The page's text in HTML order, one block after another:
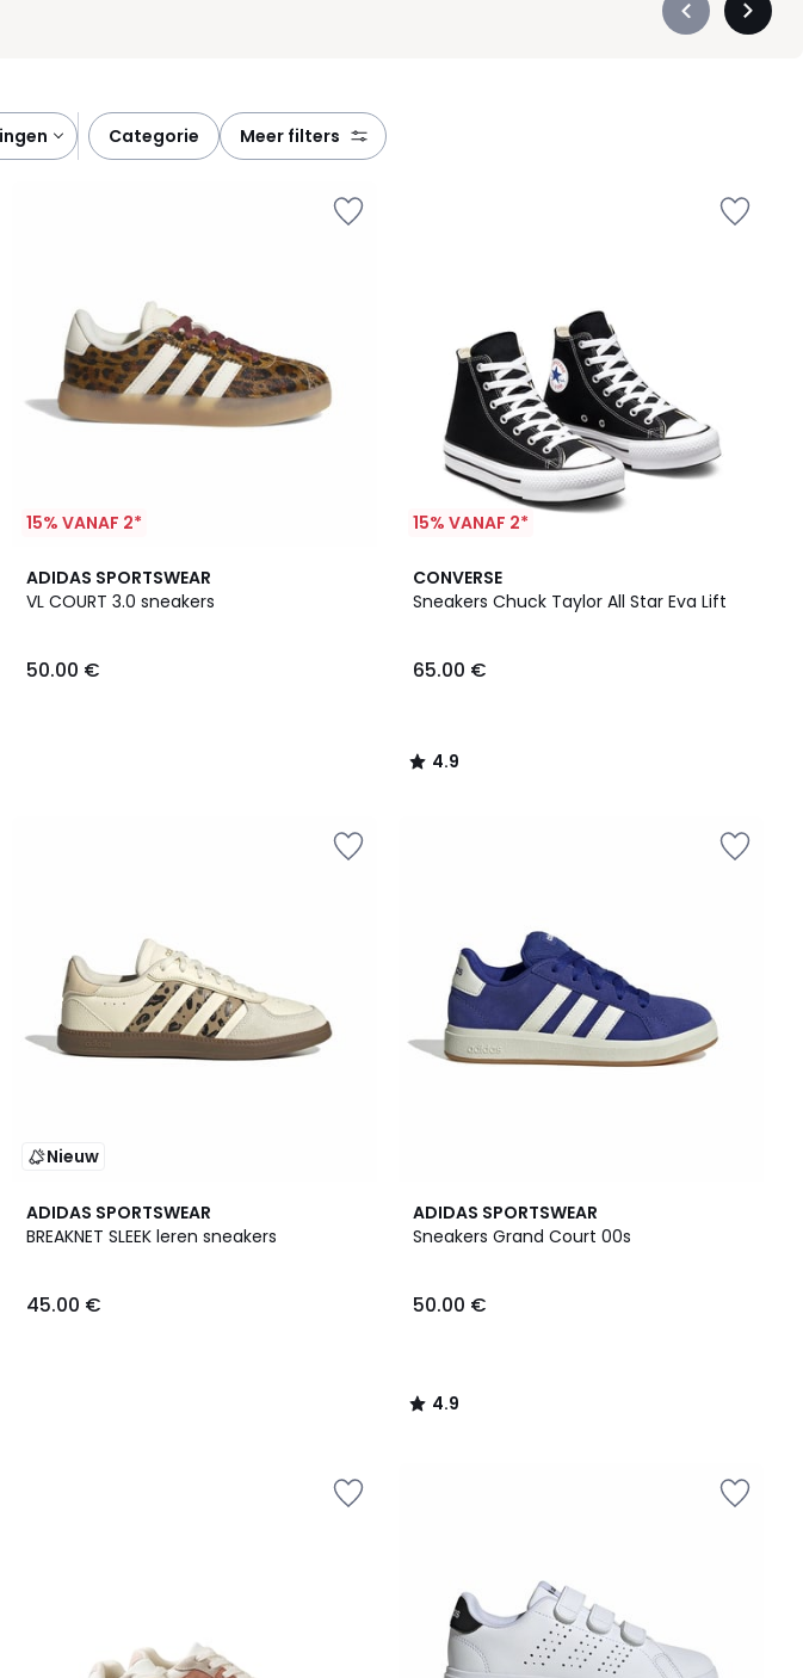
Précédent
categorie meer filters
15% VANAF 2*
ADIDAS SPORTSWEAR
VL COURT 3.0 sneakers
50.00 €
15% VANAF 2*
CONVERSE
Sneakers Chuck Taylor All Star Eva Lift
65.00 €
4.9
/ 5
4.9
/
Nieuw
ADIDAS SPORTSWEAR
BREAKNET SLEEK leren sneakers
45.00 €
ADIDAS SPORTSWEAR
Sneakers Grand Court 00s
50.00 €
4.9
/ 5
4.9
/